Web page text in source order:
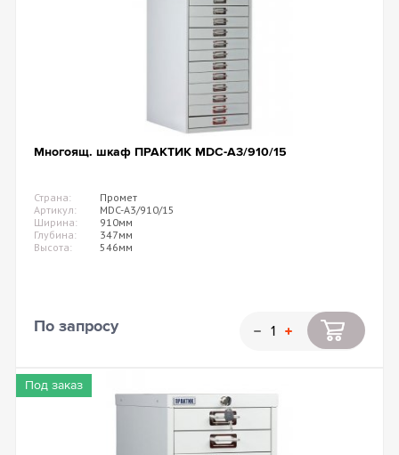
Многоящ. шкаф ПРАКТИК MDC-A3/910/15
Страна:
Промет
Артикул:
MDC-A3/910/15
Ширина:
910мм
Глубина:
347мм
Высота:
546мм
По запросу
Под заказ